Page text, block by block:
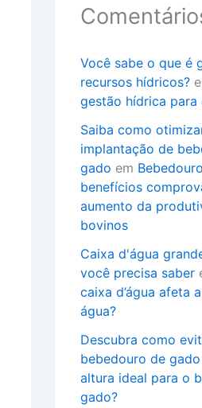
Você sabe o que é
recursos hídricos?
gestão hídrica para
Saiba como
implantação de
gado em
benefícios
aumento da
bovinos
Caixa d'água
você precisa saber
caixa d’água afeta
água?
Descubra como
bebedouro de gado
altura ideal para o
gado?